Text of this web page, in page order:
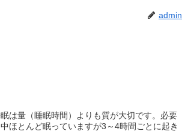
admin
は量（睡眠時間）よりも質が大切です。必要
ほとんど眠っていますが3～4時間ごとに起き